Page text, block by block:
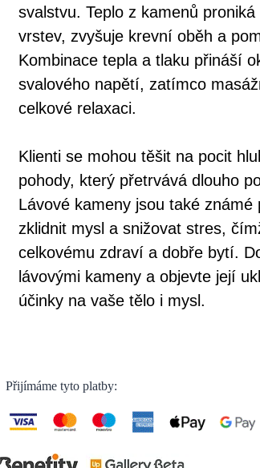
svalstvu. Teplo z kamenů
vrstev, zvyšuje krevní oběh a
Kombinace tepla a tlaku přináší
svalového napětí, zatímco
celkové relaxaci.
Klienti se mohou těšit na pocit
pohody, který přetrvává dlouho
Lávové kameny jsou také známé
zklidnit mysl a snižovat stres,
celkovému zdraví a dobře bytí.
lávovými kameny a objevte její
účinky na vaše tělo i mysl.
Přijímáme tyto platby: